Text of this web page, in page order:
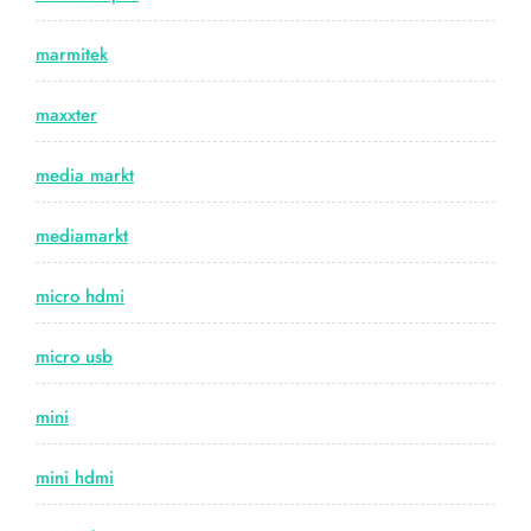
marmitek
maxxter
media markt
mediamarkt
micro hdmi
micro usb
mini
mini hdmi